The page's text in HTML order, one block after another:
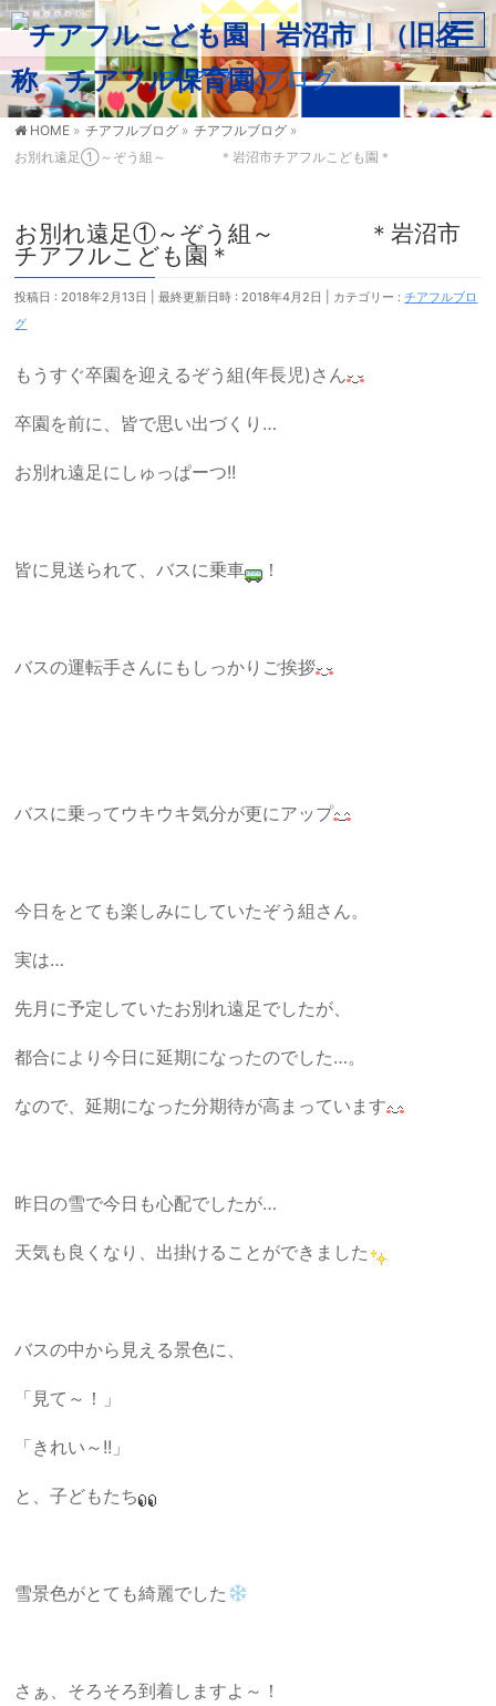
チアフルブログ
HOME » チアフルブログ » チアフルブログ »
お別れ遠足①～ぞう組～ ＊岩沼市チアフルこども園＊
お別れ遠足①～ぞう組～ ＊岩沼市
チアフルこども園＊
投稿日 : 2018年2月13日 最終更新日時 : 2018年4月2日 カテゴリー :チアフルブロ
グ
もうすぐ卒園を迎えるぞう組(年長児)さん
卒園を前に、皆で思い出づくり…
お別れ遠足にしゅっぱーつ!!
皆に見送られて、バスに乗車 ！
バスの運転手さんにもしっかりご挨拶
バスに乗ってウキウキ気分が更にアップ
今日をとても楽しみにしていたぞう組さん。
実は…
先月に予定していたお別れ遠足でしたが、
都合により今日に延期になったのでした…。
なので、延期になった分期待が高まっています
昨日の雪で今日も心配でしたが…
天気も良くなり、出掛けることができました
バスの中から見える景色に、
「見て～！」
「きれい～!!」
と、子どもたち
雪景色がとても綺麗でした
さぁ、そろそろ到着しますよ～！